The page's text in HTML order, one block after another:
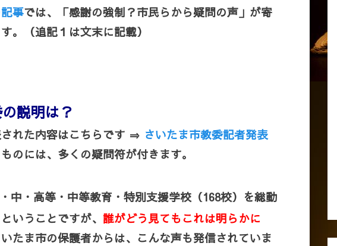
事では、「感謝の強制？市民らから疑問の声」が寄
。
（追記１は文末に記載）
説明は？
れた内容はこちらです ⇒ さいたま市教委記者発表
のには、多くの疑問符が付きます。
中・高等・中等教育・特別支援学校（168校）を総動
いうことですが、 誰がどう見てもこれは明らかに
たま市の保護者からは、こんな声も発信されていま